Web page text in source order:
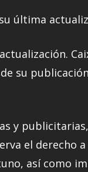
última
su
y
el
así como